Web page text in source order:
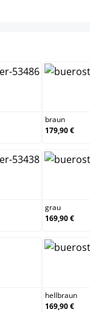
braun
179,90 €
grau
169,90 €
hellbraun
169,90 €